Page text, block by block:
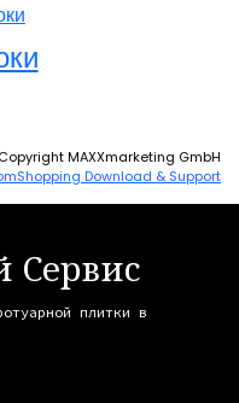
Copyright MAXXmarketing GmbH
Download & Support
Сервис
плитки в